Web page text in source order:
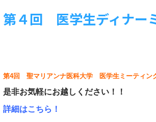
第４回 医学生ディナー
第4回 聖マリアンナ医科大学 医学生ミーティン
是非お気軽にお越しください！！
詳細はこちら！